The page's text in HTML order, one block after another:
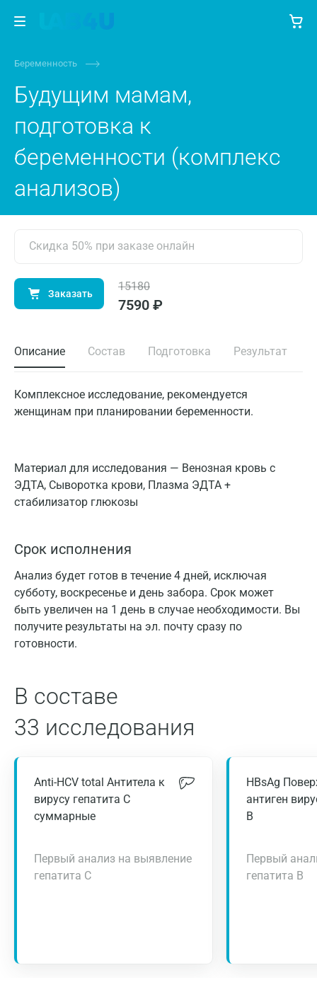
Беременность
Будущим мамам,
подготовка к
беременности (комплекс
анализов)
Скидка 50% при заказе онлайн
Заказать
15180
7590 ₽
Описание Состав Подготовка Результат
Комплексное исследование, рекомендуется
женщинам при планировании беременности.
Материал для исследования — Венозная кровь с
ЭДТА, Сыворотка крови, Плазма ЭДТА +
стабилизатор глюкозы
Срок исполнения
Анализ будет готов в течение 4 дней, исключая
субботу, воскресенье и день забора. Срок может
быть увеличен на 1 день в случае необходимости. Вы
получите результаты на эл. почту сразу по
готовности.
В составе
33 исследования
Anti-HCV total Антитела к
вирусу гепатита С
суммарные
Первый анализ на выявление
гепатита С
HBsAg
антиген
В
Первый
гепатита В